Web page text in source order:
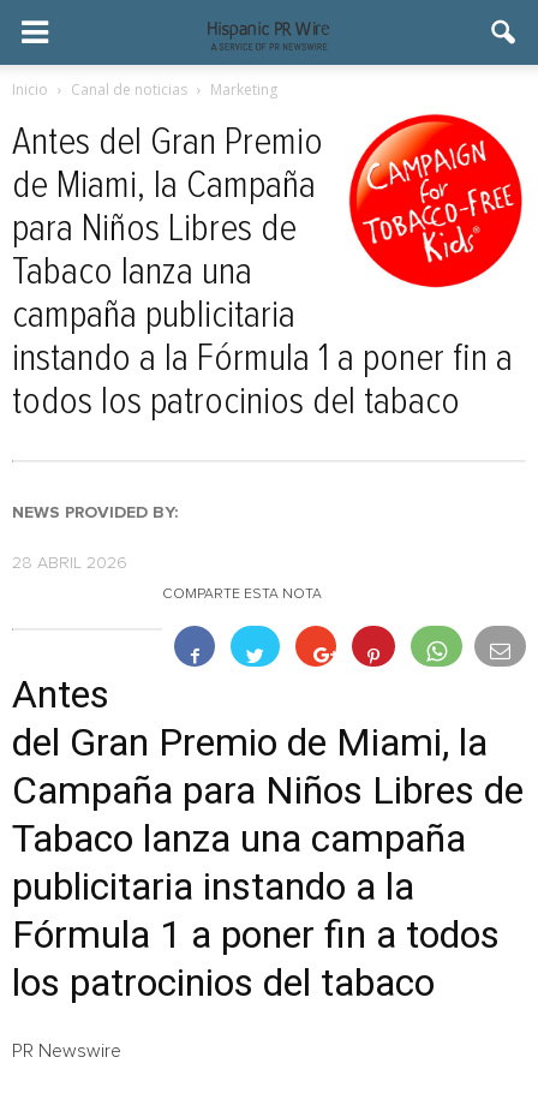
Inicio Canal de noticias Marketing
Antes del Gran Premio
de Miami, la Campaña
para Niños Libres de
Tabaco lanza una
campaña publicitaria
instando a la Fórmula 1 a poner fin a
todos los patrocinios del tabaco
NEWS PROVIDED BY:
28 ABRIL 2026
COMPARTE ESTA NOTA
Antes
del Gran Premio de Miami, la
Campaña para Niños Libres de
Tabaco lanza una campaña
publicitaria instando a la
Fórmula 1 a poner fin a todos
los patrocinios del tabaco
PR Newswire